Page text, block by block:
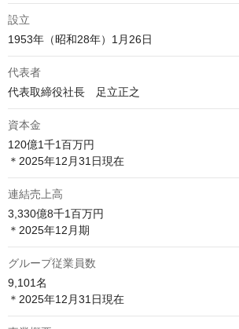
設立
1953年（昭和28年）1月26日
代表者
代表取締役社長　足立正之
資本金
120億1千1百万円
連結売上高
3,330億8千1百万円
＊2025年12月期
グループ従業員数
9,101名